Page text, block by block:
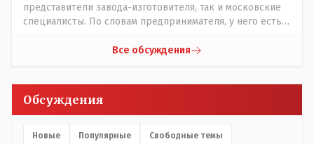
представители завода-изготовителя, так и московские
специалисты. По словам предпринимателя, у него есть
стандартам Евразийского экономического сообщества.
атракционов следует пригласить специалистов чтобы
они проверили тех. состояние аттракционов чтоб никто
подписями обычно это так следует и аким должен взять
Все обсуждения
Обсуждения
Новые Популярные Свободные темы